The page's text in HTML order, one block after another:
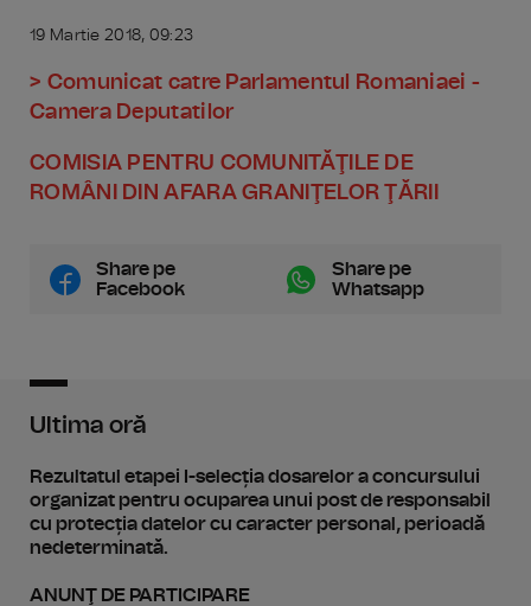
19 Martie 2018, 09:23
> Comunicat catre Parlamentul Romaniaei -
Camera Deputatilor
COMISIA PENTRU COMUNITĂŢILE DE
ROMÂNI DIN AFARA GRANIŢELOR ŢĂRII
Share pe
Facebook
Share pe
Whatsapp
Ultima oră
Rezultatul etapei I-selecția dosarelor a concursului
organizat pentru ocuparea unui post de responsabil
cu protecția datelor cu caracter personal, perioadă
nedeterminată.
ANUNŢ DE PARTICIPARE